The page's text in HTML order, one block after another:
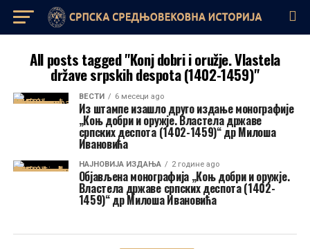
All posts tagged "Konj dobri i oružje. Vlastela
države srpskih despota (1402-1459)"
ВЕСТИ 6 месеци ago
Из штампе изашло друго издање монографије
„Коњ добри и оружје. Властела државе
српских деспота (1402-1459)“ др Милоша
Ивановића
НАЈНОВИЈА ИЗДАЊА 2 године ago
Објављена монографија „Коњ добри и оружје.
Властела државе српских деспота (1402-
1459)“ др Милоша Ивановића